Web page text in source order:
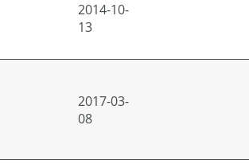
2014-10-
13
2017-03-
08